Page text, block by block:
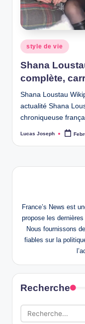
w
Posted
in
style de vie
Shana
complète,
Shana Loustau
actualité Shana
chroniqueuse
Posted
Lucas Joseph
Tags:
France’s News est
propose les
Nous fournissons
fiables sur la
Recherche